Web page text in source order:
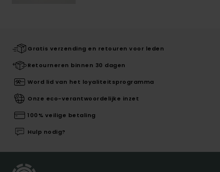
Gratis verzending en retouren voor leden
Retourneren binnen 30 dagen
Word lid van het loyaliteitsprogramma
Onze eco-verantwoordelijke inzet
100% veilige betaling
Hulp nodig?